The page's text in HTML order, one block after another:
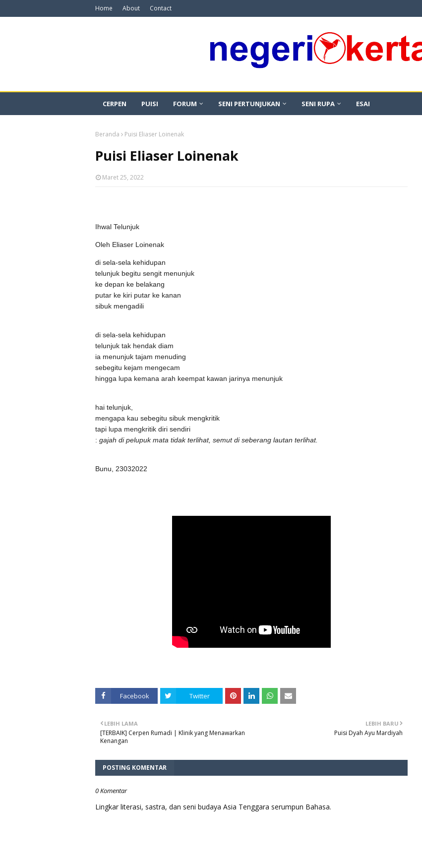
Home About Contact
CERPEN PUISI FORUM SENI PERTUNJUKAN SENI RUPA ESAI
Beranda Puisi Eliaser Loinenak
Puisi Eliaser Loinenak
Maret 25, 2022
Ihwal Telunjuk
Oleh Eliaser Loinenak
di sela-sela kehidupan
telunjuk begitu sengit menunjuk
ke depan ke belakang
putar ke kiri putar ke kanan
sibuk mengadili
di sela-sela kehidupan
telunjuk tak hendak diam
ia menunjuk tajam menuding
sebegitu kejam mengecam
hingga lupa kemana arah keempat kawan jarinya menunjuk
hai telunjuk,
mengapa kau sebegitu sibuk mengkritik
tapi lupa mengkritik diri sendiri
: gajah di pelupuk mata tidak terlihat, semut di seberang lautan terlihat.
Bunu, 23032022
Facebook Twitter
LEBIH BARU
Puisi Dyah Ayu Mardiyah
LEBIH LAMA
[TERBAIK] Cerpen Rumadi | Klinik yang Menawarkan
Kenangan
POSTING KOMENTAR
0 Komentar
Lingkar literasi, sastra, dan seni budaya Asia Tenggara serumpun Bahasa.